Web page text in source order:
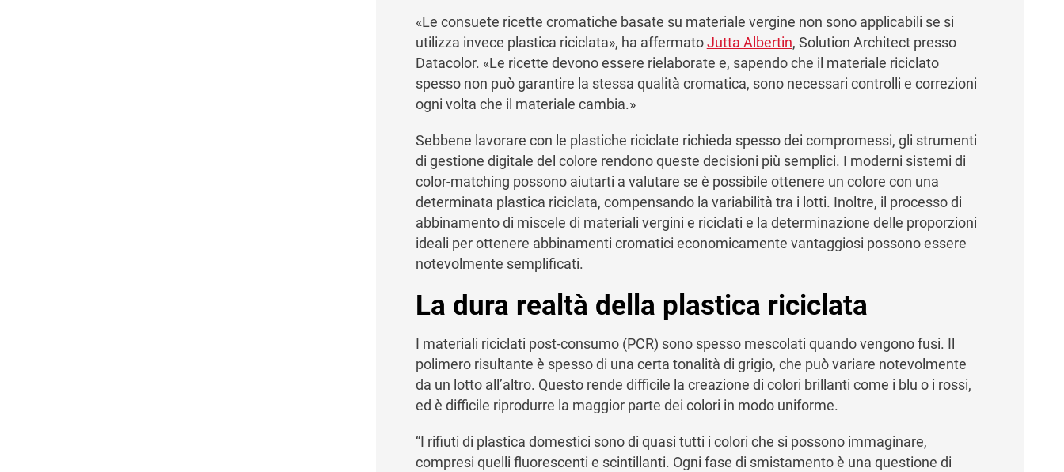
«Le consuete ricette cromatiche basate su materiale vergine non sono applicabili se si
utilizza invece plastica riciclata», ha affermatoJutta Albertin, Solution Architect presso
Datacolor. «Le ricette devono essere rielaborate e, sapendo che il materiale riciclato
spesso non può garantire la stessa qualità cromatica, sono necessari controlli e correzioni
ogni volta che il materiale cambia.»
Sebbene lavorare con le plastiche riciclate richieda spesso dei compromessi, gli strumenti
di gestione digitale del colore rendono queste decisioni più semplici. I moderni sistemi di
color-matching possono aiutarti a valutare se è possibile ottenere un colore con una
determinata plastica riciclata, compensando la variabilità tra i lotti. Inoltre, il processo di
abbinamento di miscele di materiali vergini e riciclati e la determinazione delle proporzioni
ideali per ottenere abbinamenti cromatici economicamente vantaggiosi possono essere
notevolmente semplificati.
La dura realtà della plastica riciclata
I materiali riciclati post-consumo (PCR) sono spesso mescolati quando vengono fusi. Il
polimero risultante è spesso di una certa tonalità di grigio, che può variare notevolmente
da un lotto all’altro. Questo rende difficile la creazione di colori brillanti come i blu o i rossi,
ed è difficile riprodurre la maggior parte dei colori in modo uniforme.
“I rifiuti di plastica domestici sono di quasi tutti i colori che si possono immaginare,
compresi quelli fluorescenti e scintillanti. Ogni fase di smistamento è una questione di